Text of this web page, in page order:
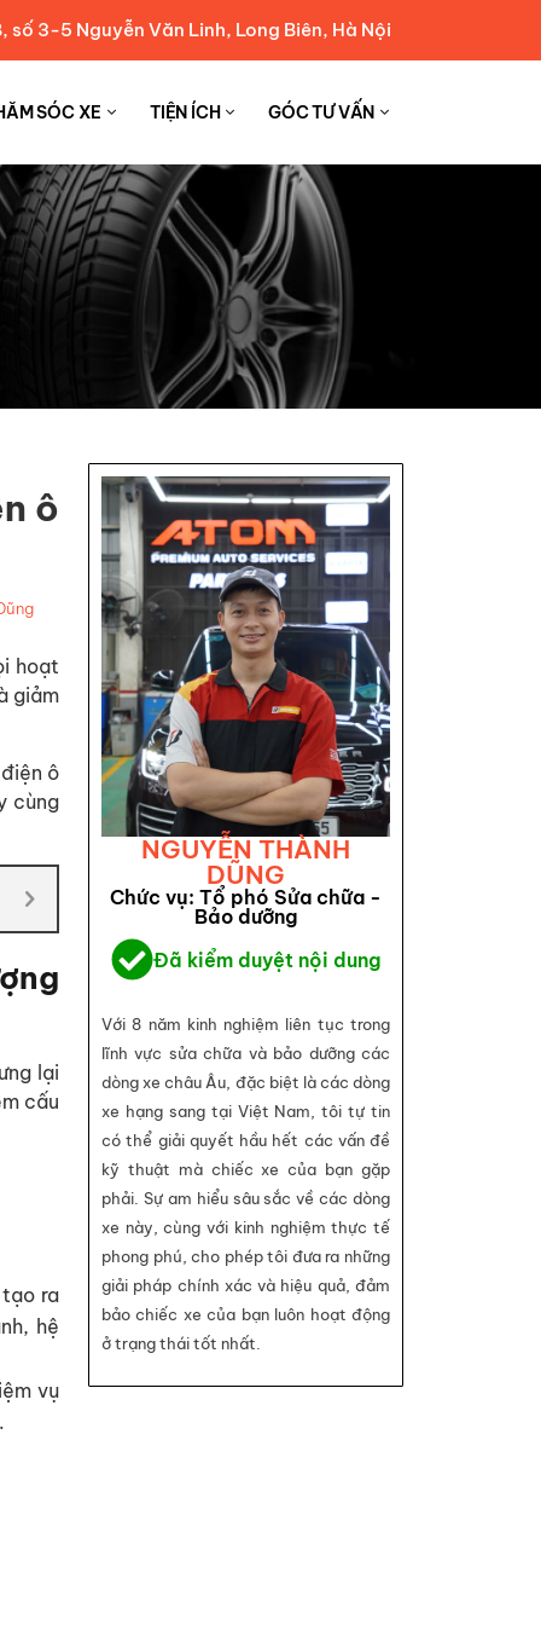
số 3-5 Nguyễn Văn Linh, Long Biên, Hà Nội
SÓC XE TIỆN ÍCH GÓC TƯ VẤN
ô
hoạt
giảm
ô
cùng
lại
cấu
ra
hệ
vụ
NGUYỄN THÀNH
DŨNG
Chức vụ: Tổ phó Sửa chữa -
Bảo dưỡng
Đã kiểm duyệt nội dung
Với 8 năm kinh nghiệm liên tục trong
lĩnh vực sửa chữa và bảo dưỡng các
dòng xe châu Âu, đặc biệt là các dòng
xe hạng sang tại Việt Nam, tôi tự tin
có thể giải quyết hầu hết các vấn đề
kỹ thuật mà chiếc xe của bạn gặp
phải. Sự am hiểu sâu sắc về các dòng
xe này, cùng với kinh nghiệm thực tế
phong phú, cho phép tôi đưa ra những
giải pháp chính xác và hiệu quả, đảm
bảo chiếc xe của bạn luôn hoạt động
ở trạng thái tốt nhất.